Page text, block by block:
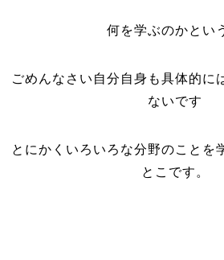
何を学ぶのかとい
ごめんなさい自分自身も具体的に
ないです
とにかくいろいろな分野のことを
とこです。